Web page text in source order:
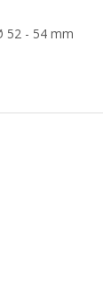
52 - 54 mm